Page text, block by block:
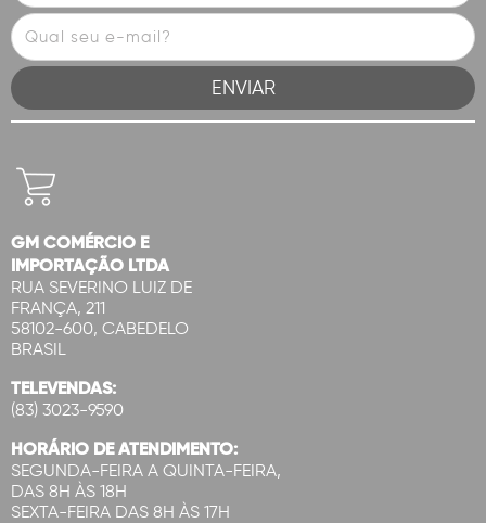
GM COMÉRCIO E
IMPORTAÇÃO LTDA
RUA SEVERINO LUIZ DE
FRANÇA, 211
58102-600, CABEDELO
BRASIL
TELEVENDAS:
(83) 3023-9590
HORÁRIO DE ATENDIMENTO:
SEGUNDA-FEIRA A QUINTA-FEIRA,
DAS 8H ÀS 18H
SEXTA-FEIRA DAS 8H ÀS 17H